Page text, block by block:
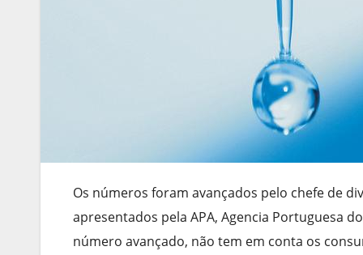
Os números foram avançados pelo chefe de
apresentados pela APA, Agencia Portuguesa
número avançado, não tem em conta os